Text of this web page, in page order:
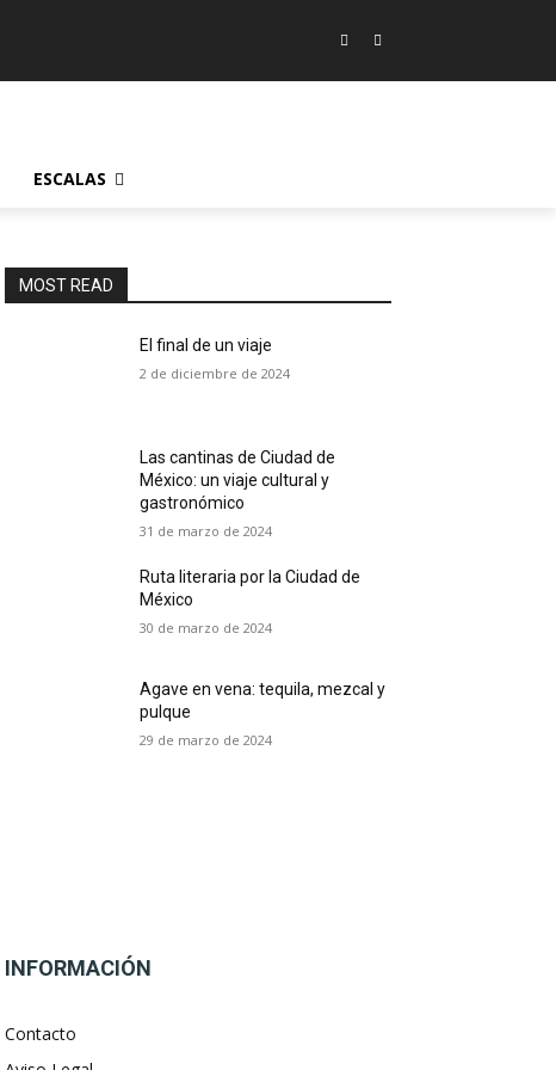
ESCALAS
MOST READ
El final de un viaje
2 de diciembre de 2024
Las cantinas de Ciudad de
México: un viaje cultural y
gastronómico
31 de marzo de 2024
Ruta literaria por la Ciudad de
México
30 de marzo de 2024
Agave en vena: tequila, mezcal y
pulque
29 de marzo de 2024
INFORMACIÓN
Contacto